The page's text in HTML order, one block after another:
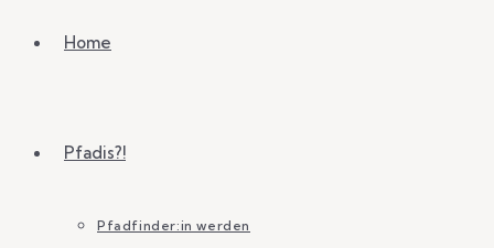
Home
Pfadis?!
Pfadfinder:in werden